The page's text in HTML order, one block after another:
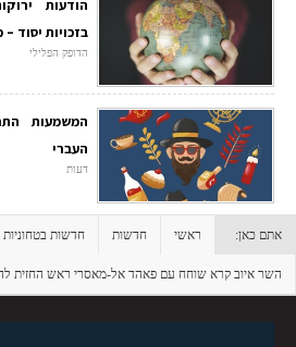
הודעות
בזכויות יסוד
הדופק הפלילי
המשמעות
העברי
דעות
אתם כאן: ראשי חדשות חדשות בטחוניות
השר איוב קרא שוחח עם פאהד אל-מאסרי ראש החזית